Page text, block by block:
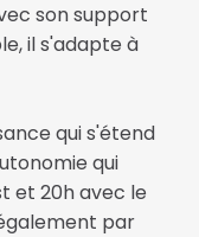
son support
il s'adapte à
qui s'étend
qui
et 20h avec le
par